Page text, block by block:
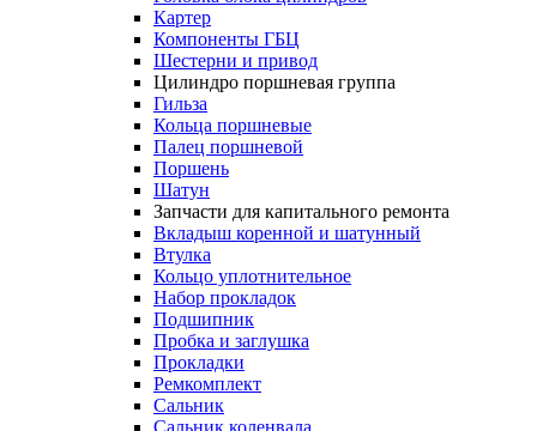
Картер
Компоненты ГБЦ
Шестерни и привод
Цилиндро поршневая группа
Гильза
Кольца поршневые
Палец поршневой
Поршень
Шатун
Запчасти для капитального ремонта
Вкладыш коренной и шатунный
Втулка
Кольцо уплотнительное
Набор прокладок
Подшипник
Пробка и заглушка
Прокладки
Ремкомплект
Сальник
Сальник коленвала